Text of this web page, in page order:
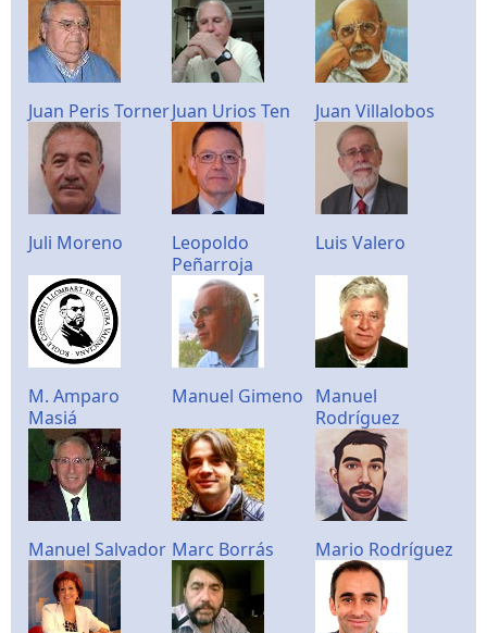
Juan Peris TornerJuan Urios Ten Juan Villalobos
Juli Moreno
Leopoldo
Peñarroja
Luis Valero
M. Amparo
Masiá
Manuel Gimeno Manuel
Rodríguez
Manuel Salvador Marc Borrás Mario Rodríguez